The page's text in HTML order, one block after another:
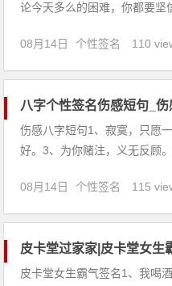
论今天多么的困难，你都要坚
4、感情是个霸道的东西，不
忘，由于不舍得，有些人必
08月14日 个性签名 110
八字个性签名伤感短句_
伤感八字短句1、寂寞，只愿
好。3、为你赌注，义无反顾
经空了。8、想告别，永远的
10、今生今世，永远爱你。
08月14日 个性签名 115
皮卡堂过家家|皮卡堂女生
皮卡堂女生霸气签名1、我喝